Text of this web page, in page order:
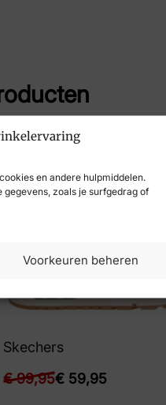
en andere hulpmiddelen.
zoals je surfgedrag of
Voorkeuren beheren
Skechers
€99,95€ 59,95